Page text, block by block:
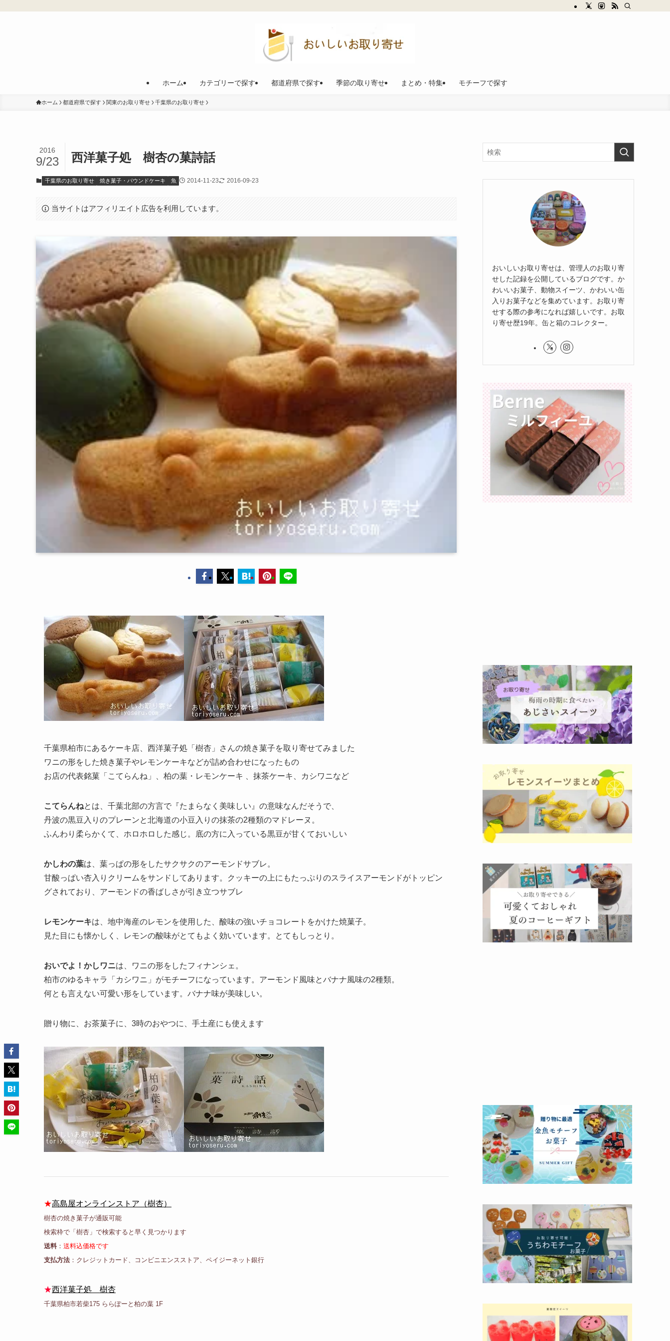
ホーム カテゴリーで探す 都道府県で探す 季節の取り寄せ まとめ・特集 モチーフで探す
ホーム 都道府県で探す 関東のお取り寄せ 千葉県のお取り寄せ
西洋菓子処 樹杏の菓詩話
2016
9/23
千葉県のお取り寄せ 焼き菓子・パウンドケーキ 魚 2014-11-23 2016-09-23
当サイトはアフィリエイト広告を利用しています。
千葉県柏市にあるケーキ店、西洋菓子処「樹杏」さんの焼き菓子を取り寄せてみました
ワニの形をした焼き菓子やレモンケーキなどが詰め合わせになったもの
お店の代表銘菓「こてらんね」、柏の葉・レモンケーキ 、抹茶ケーキ、カシワニなど
こてらんねとは、千葉北部の方言で『たまらなく美味しい』の意味なんだそうで、
丹波の黒豆入りのプレーンと北海道の小豆入りの抹茶の2種類のマドレーヌ。
ふんわり柔らかくて、ホロホロした感じ。底の方に入っている黒豆が甘くておいしい
かしわの葉は、葉っぱの形をしたサクサクのアーモンドサブレ。
甘酸っぱい杏入りクリームをサンドしてあります。クッキーの上にもたっぷりのスライスアーモンドがトッピン
グされており、アーモンドの香ばしさが引き立つサブレ
レモンケーキは、地中海産のレモンを使用した、酸味の強いチョコレートをかけた焼菓子。
見た目にも懐かしく、レモンの酸味がとてもよく効いています。とてもしっとり。
おいでよ！かしワニは、ワニの形をしたフィナンシェ。
柏市のゆるキャラ「カシワニ」がモチーフになっています。アーモンド風味とバナナ風味の2種類。
何とも言えない可愛い形をしています。バナナ味が美味しい。
贈り物に、お茶菓子に、3時のおやつに、手土産にも使えます
★高島屋オンラインストア（樹杏）
樹杏の焼き菓子が通販可能
検索枠で「樹杏」で検索すると早く見つかります
送料： 送料込価格です
支払方法 ：クレジットカード、コンビニエンスストア、ペイジーネット銀行
★西洋菓子処 樹杏
千葉県柏市若柴175 ららぽーと柏の葉 1F
おいしいお取り寄せは、管理人のお取り寄
せした記録を公開しているブログです。か
わいいお菓子、動物スイーツ、かわいい缶
入りお菓子などを集めています。お取り寄
せする際の参考になれば嬉しいです。お取
り寄せ歴19年。缶と箱のコレクター。